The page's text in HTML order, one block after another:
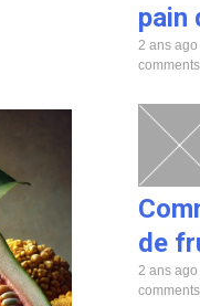
pain
2 ans ago
comments
de
2 ans ago
comments